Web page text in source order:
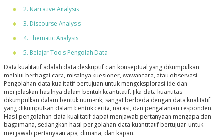
2. Narrative Analysis
3. Discourse Analysis
4. Thematic Analysis
5. Belajar Tools Pengolah Data
Data kualitatif adalah data deskriptif dan konseptual yang dikumpulkan
melalui berbagai cara, misalnya kuesioner, wawancara, atau observasi.
Pengolahan data kualitatif bertujuan untuk mengeksplorasi ide dan
menjelaskan hasilnya dalam bentuk kuantitatif. Jika data kuantitas
dikumpulkan dalam bentuk numerik, sangat berbeda dengan data kualitatif
yang dikumpulkan dalam bentuk cerita, narasi, dan pengalaman responden.
Hasil pengolahan data kualitatif dapat menjawab pertanyaan mengapa dan
bagaimana, sedangkan hasil pengolahan data kuantitatif bertujuan untuk
menjawab pertanyaan apa, dimana, dan kapan.